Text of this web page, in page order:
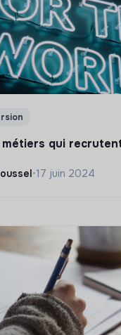
métiers qui
•17 juin 2024